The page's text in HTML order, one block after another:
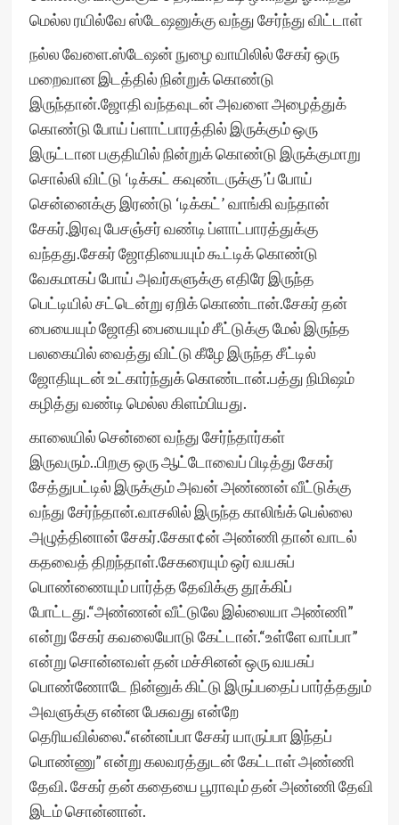
மெல்ல ரயில்வே ஸ்டேஷனுக்கு வந்து சேர்ந்து விட்டாள்
நல்ல வேளை.ஸ்டேஷன் நுழை வாயிலில் சேகர் ஒரு
மறைவான இடத்தில் நின்றுக் கொண்டு
இருந்தான்.ஜோதி வந்தவுடன் அவளை அழைத்துக்
கொண்டு போய் ப்ளாட்பாரத்தில் இருக்கும் ஒரு
இருட்டான பகுதியில் நின்றுக் கொண்டு இருக்குமாறு
சொல்லி விட்டு ‘டிக்கட் கவுண்டருக்கு’ப் போய்
சென்னைக்கு இரண்டு ‘டிக்கட்’ வாங்கி வந்தான்
சேகர்.இரவு பேசஞ்சர் வண்டி ப்ளாட்பாரத்துக்கு
வந்தது.சேகர் ஜோதியையும் கூட்டிக் கொண்டு
வேகமாகப் போய் அவர்களுக்கு எதிரே இருந்த
பெட்டியில் சட்டென்று ஏறிக் கொண்டான்.சேகர் தன்
பையையும் ஜோதி பையையும் சீட்டுக்கு மேல் இருந்த
பலகையில் வைத்து விட்டு கீழே இருந்த சீட்டில்
ஜோதியுடன் உட்கார்ந்துக் கொண்டான்.பத்து நிமிஷம்
கழித்து வண்டி மெல்ல கிளம்பியது.
காலையில் சென்னை வந்து சேர்ந்தார்கள்
இருவரும்..பிறகு ஒரு ஆட்டோவைப் பிடித்து சேகர்
சேத்துபட்டில் இருக்கும் அவன் அண்ணன் வீட்டுக்கு
வந்து சேர்ந்தான்.வாசலில் இருந்த காலிங்க் பெல்லை
அழுத்தினான் சேகர்.சேகா¢ன் அண்ணி தான் வாடல்
கதவைத் திறந்தாள்.சேகரையும் ஒர் வயசுப்
பொண்ணையும் பார்த்த தேவிக்கு தூக்கிப்
போட்டது.“அண்ணன் வீட்டுலே இல்லையா அண்ணி”
என்று சேகர் கவலையோடு கேட்டான்.“உள்ளே வாப்பா”
என்று சொன்னவள் தன் மச்சினன் ஒரு வயசுப்
பொண்ணோடே நின்னுக் கிட்டு இருப்பதைப் பார்த்ததும்
அவளுக்கு என்ன பேசுவது என்றே
தெரியவில்லை.“என்னப்பா சேகர் யாருப்பா இந்தப்
பொண்ணு” என்று கலவரத்துடன் கேட்டாள் அண்ணி
தேவி. சேகர் தன் கதையை பூராவும் தன் அண்ணி தேவி
இடம் சொன்னான்.